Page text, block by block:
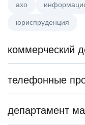
axo
юриспруденция
коммерческий
Аналитик данных
з/п не указана
телефонные
Менеджер по
департамент